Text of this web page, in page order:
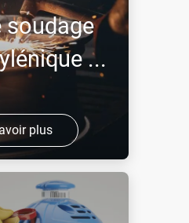
soudage
...
plus